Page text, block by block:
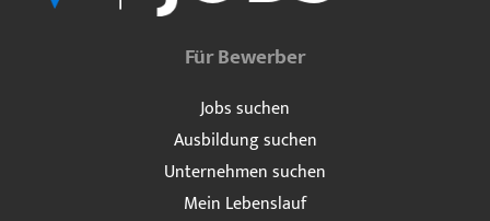
Für Bewerber
Jobs suchen
Ausbildung suchen
Unternehmen suchen
Mein Lebenslauf